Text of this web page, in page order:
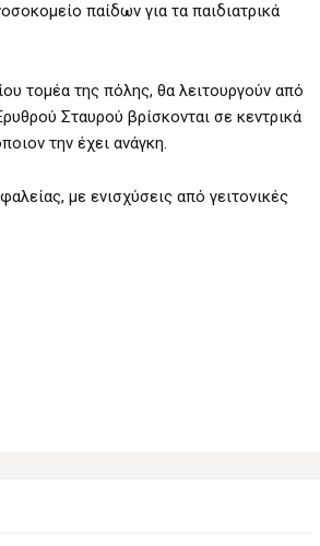
παίδων για τα παιδιατρικά
τομέα της πόλης, θα λειτουργούν από
Σταυρού βρίσκονται σε κεντρικά
την έχει ανάγκη.
με ενισχύσεις από γειτονικές